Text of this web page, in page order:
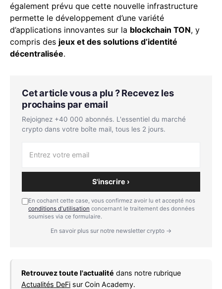
également prévu que cette nouvelle infrastructure
permette le développement d’une variété
d’applications innovantes sur la blockchain TON, y
compris des jeux et des solutions d’identité
décentralisée.
Cet article vous a plu ? Recevez les
prochains par email
Rejoignez +40 000 abonnés. L'essentiel du marché
crypto dans votre boîte mail, tous les 2 jours.
S'inscrire ›
En cochant cette case, vous confirmez avoir lu et accepté nos
conditions d'utilisation concernant le traitement des données
soumises via ce formulaire.
En savoir plus sur notre newsletter crypto →
Retrouvez toute l'actualité dans notre rubrique
Actualités DeFi sur Coin Academy.